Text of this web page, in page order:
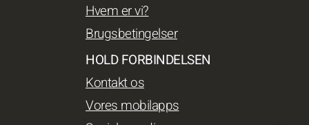
Hvem er vi?
Brugsbetingelser
HOLD FORBINDELSEN
Kontakt os
Vores mobilapps